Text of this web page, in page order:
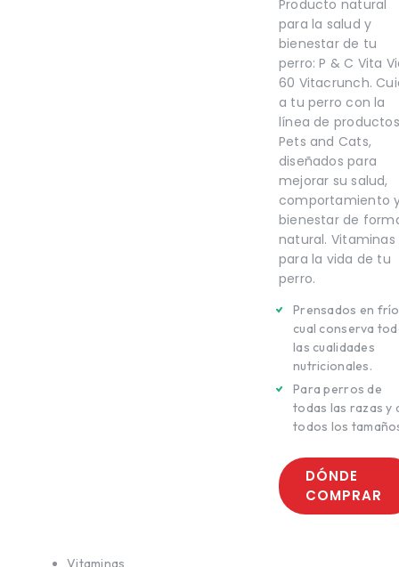
Producto natural
para la salud y
bienestar de tu
perro: P & C Vita
60 Vitacrunch.
a tu perro con la
línea de productos
Pets and Cats,
diseñados para
mejorar su salud,
comportamiento
bienestar de
natural. Vitaminas
para la vida de tu
perro.
Prensados en
cual conserva
las cualidades
nutricionales.
Para perros de
todas las razas y
todos los
DÓNDE
COMPRAR
Vitaminas